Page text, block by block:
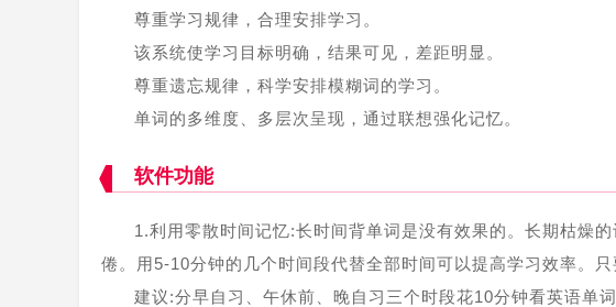
尊重学习规律，合理安排学习。
该系统使学习目标明确，结果可见，差距明显。
尊重遗忘规律，科学安排模糊词的学习。
单词的多维度、多层次呈现，通过联想强化记忆。
软件功能
1.利用零散时间记忆:长时间背单词是没有效果的。长期枯燥
倦。用5-10分钟的几个时间段代替全部时间可以提高学习效率。
建议:分早自习、午休前、晚自习三个时段花10分钟看英语单